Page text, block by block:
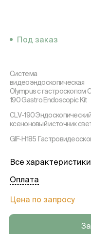
Под заказ
Система
видеоэндоскопическая
Olympus с гастроскопом
190 Gastro Endoscopic Kit
CLV-190 Эндоскопический
ксеноновый источник
GIF-H185
Все характеристики
Цена по запросу
Оплата